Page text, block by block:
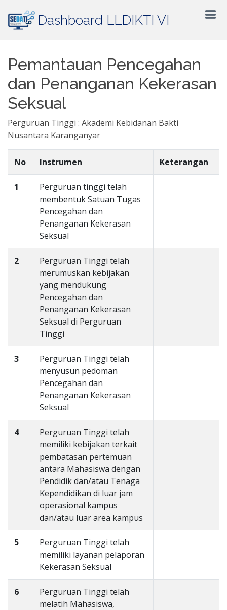
Dashboard LLDIKTI VI
Pemantauan Pencegahan
dan Penanganan Kekerasan
Seksual
Perguruan Tinggi : Akademi Kebidanan Bakti
Nusantara Karanganyar
No Instrumen Keterangan
1
Perguruan tinggi telah
membentuk Satuan Tugas
Pencegahan dan
Penanganan Kekerasan
Seksual
2
Perguruan Tinggi telah
merumuskan kebijakan
yang mendukung
Pencegahan dan
Penanganan Kekerasan
Seksual di Perguruan
Tinggi
3
Perguruan Tinggi telah
menyusun pedoman
Pencegahan dan
Penanganan Kekerasan
Seksual
4
Perguruan Tinggi telah
memiliki kebijakan terkait
pembatasan pertemuan
antara Mahasiswa dengan
Pendidik dan/atau Tenaga
Kependidikan di luar jam
operasional kampus
dan/atau luar area kampus
5
Perguruan Tinggi telah
memiliki layanan pelaporan
Kekerasan Seksual
6
Perguruan Tinggi telah
melatih Mahasiswa,